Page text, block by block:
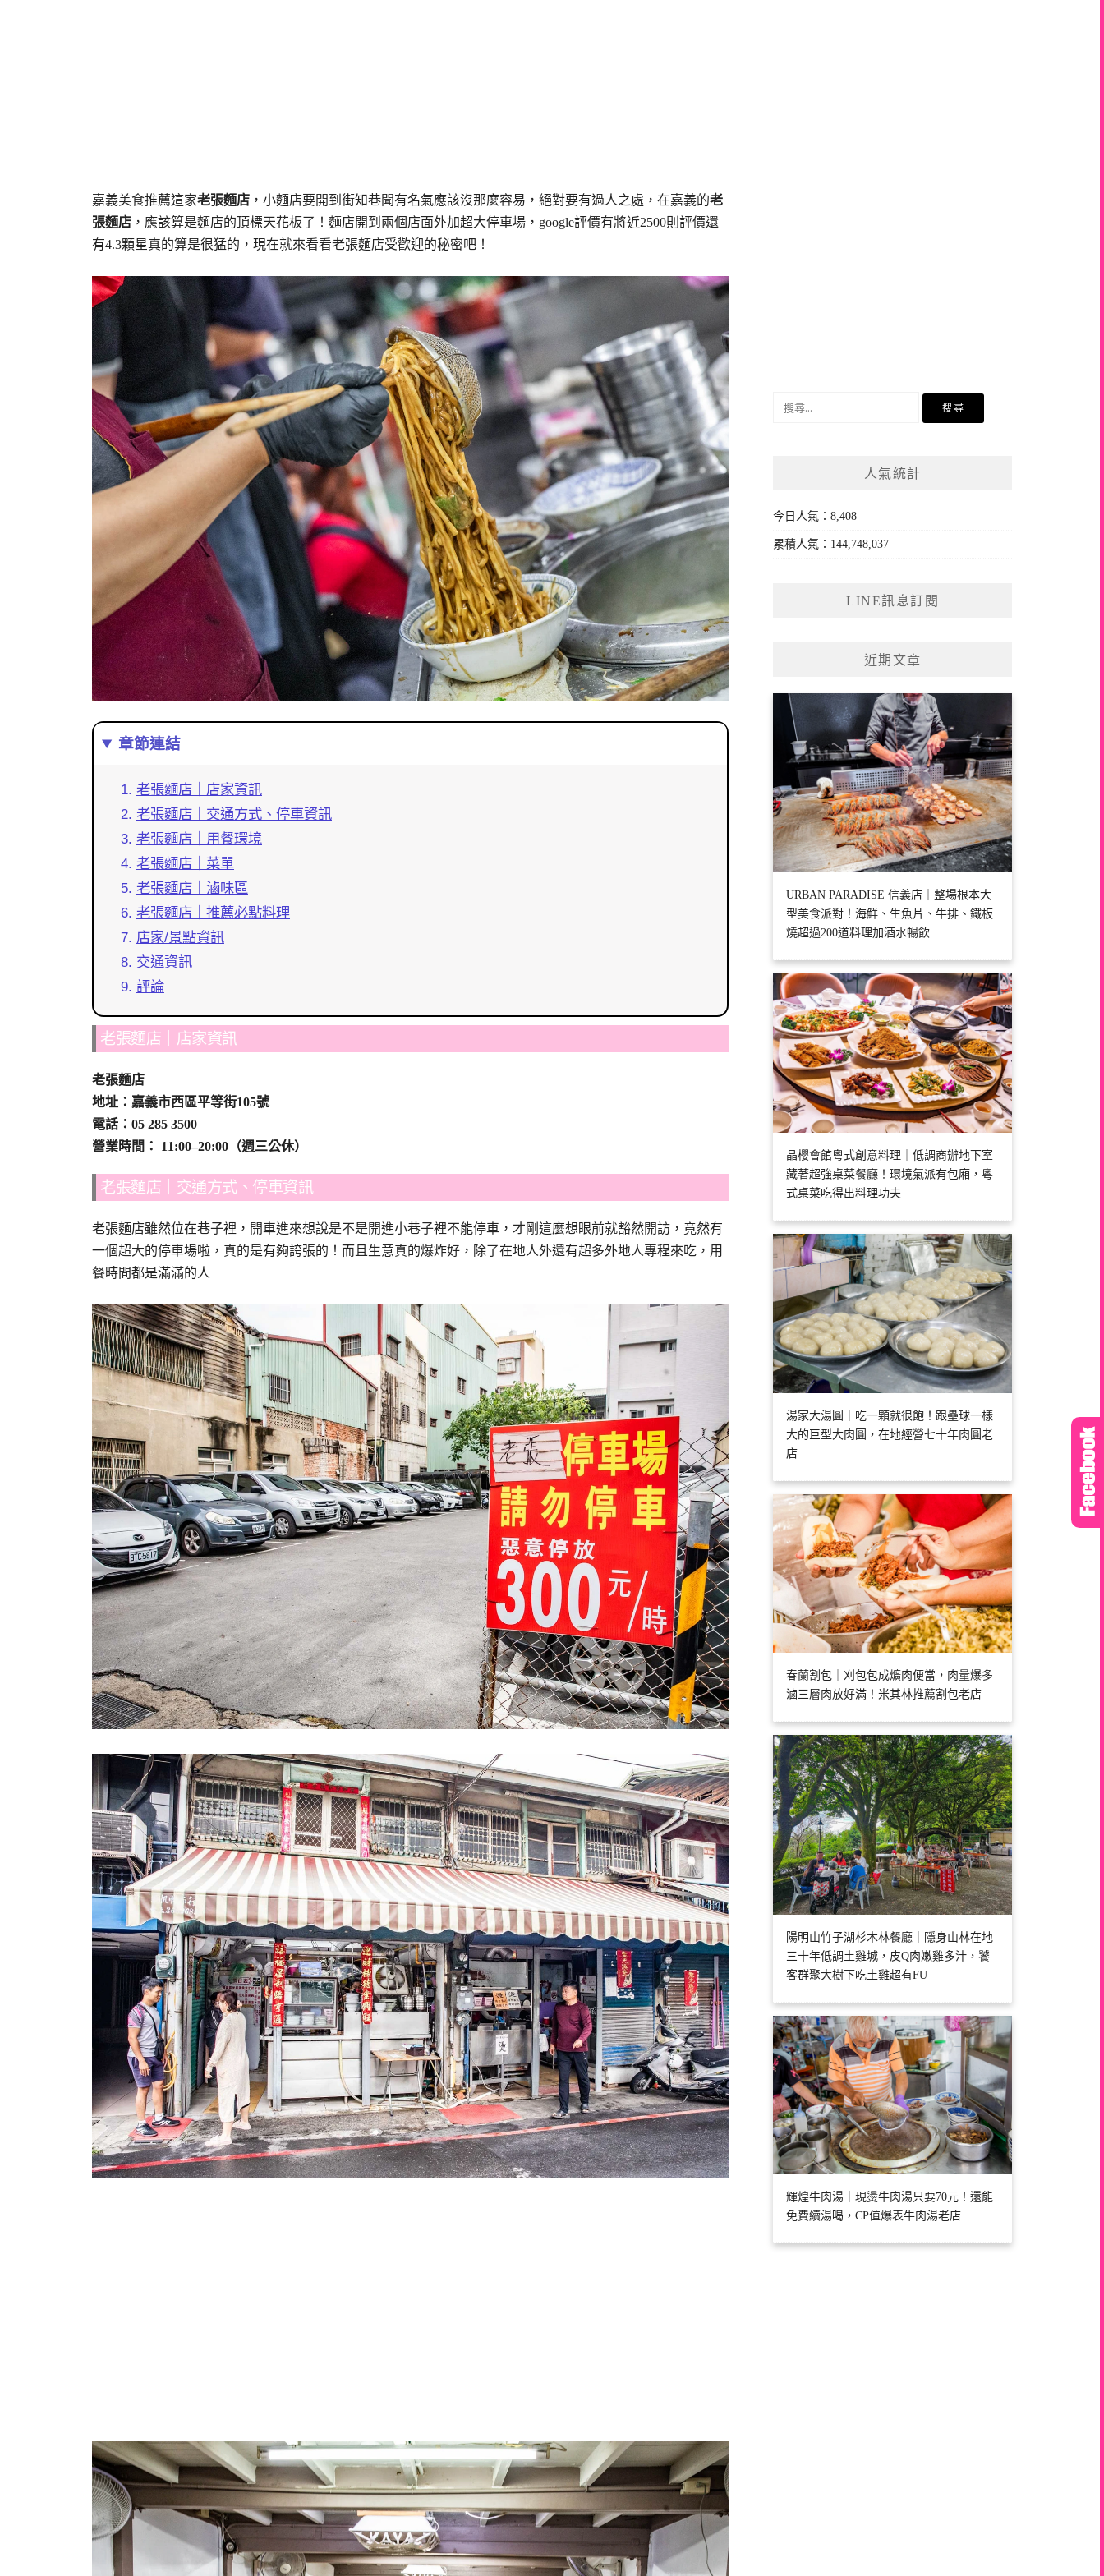
嘉義美食推薦這家老張麵店 ，小麵店要開到街知巷聞有名氣應該沒那麼容易，絕對要有過人之處，在嘉義的老
張麵店 ，應該算是麵店的頂標天花板了！麵店開到兩個店面外加超大停車場，google評價有將近2500則評價還
有4.3顆星真的算是很猛的，現在就來看看老張麵店受歡迎的秘密吧！
章節連結
老張麵店｜店家資訊
老張麵店｜交通方式、停車資訊
老張麵店｜用餐環境
老張麵店｜菜單
老張麵店｜滷味區
老張麵店｜推薦必點料理
店家/景點資訊
交通資訊
評論
老張麵店｜店家資訊
老張麵店
地址：嘉義市西區平等街105號
電話：05 285 3500
營業時間： 11:00–20:00（週三公休）
老張麵店｜交通方式、停車資訊
老張麵店雖然位在巷子裡，開車進來想說是不是開進小巷子裡不能停車，才剛這麼想眼前就豁然開訪，竟然有
一個超大的停車場啦，真的是有夠誇張的！而且生意真的爆炸好，除了在地人外還有超多外地人專程來吃，用
餐時間都是滿滿的人
人氣統計
今日人氣：8,408
累積人氣：144,748,037
LINE訊息訂閱
近期文章
URBAN PARADISE 信義店｜整場根本大
型美食派對！海鮮、生魚片、牛排、鐵板
燒超過200道料理加酒水暢飲
晶櫻會館粵式創意料理｜低調商辦地下室
藏著超強桌菜餐廳！環境氣派有包廂，粵
式桌菜吃得出料理功夫
湯家大湯圓｜吃一顆就很飽！跟壘球一樣
大的巨型大肉圓，在地經營七十年肉圓老
店
春蘭割包｜刈包包成爌肉便當，肉量爆多
滷三層肉放好滿！米其林推薦割包老店
陽明山竹子湖杉木林餐廳｜隱身山林在地
三十年低調土雞城，皮Q肉嫩雞多汁，饕
客群聚大樹下吃土雞超有FU
輝煌牛肉湯｜現燙牛肉湯只要70元！還能
免費續湯喝，CP值爆表牛肉湯老店